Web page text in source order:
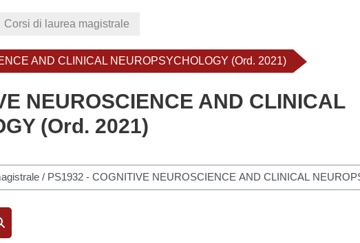
Corsi di laurea magistrale
AND CLINICAL NEUROPSYCHOLOGY (Ord. 2021)
NEUROSCIENCE AND CLINICAL
(Ord. 2021)